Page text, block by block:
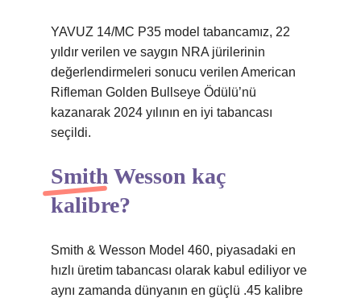
YAVUZ 14/MC P35 model tabancamız, 22
yıldır verilen ve saygın NRA jürilerinin
değerlendirmeleri sonucu verilen American
Rifleman Golden Bullseye Ödülü’nü
kazanarak 2024 yılının en iyi tabancası
seçildi.
Smith Wesson kaç
kalibre?
Smith & Wesson Model 460, piyasadaki en
hızlı üretim tabancası olarak kabul ediliyor ve
aynı zamanda dünyanın en güçlü .45 kalibre